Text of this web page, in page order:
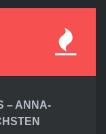
– ANNA-